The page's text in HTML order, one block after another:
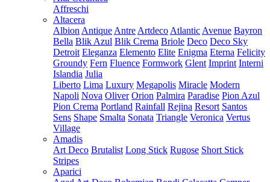
Affreschi
Altacera
Albion Antique Antre Artdeco Atlantic Avenue Bayron
Bella Blik Azul Blik Crema Briole Deco Deco Sky
Detroit Eleganza Elemento Elite Enigma Eterna Felicity
Groundy Fern Fluence Formwork Glent Imprint Interni
Islandia Julia
Liberto Lima Luxury Megapolis Miracle Modern
Napoli Nova Oliver Orion Palmira Paradise Pion Azul
Pion Crema Portland Rainfall Rejina Resort Santos
Sens Shape Smalta Sonata Triangle Veronica Vertus
Village
Amadis
Art Deco Brutalist Long Stick Rugose Short Stick
Stripes
Aparici